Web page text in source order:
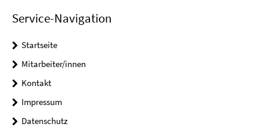
Service-Navigation
Startseite
Mitarbeiter/innen
Kontakt
Impressum
Datenschutz